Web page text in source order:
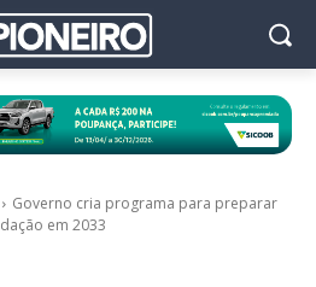
Governo cria programa para preparar
em 2033